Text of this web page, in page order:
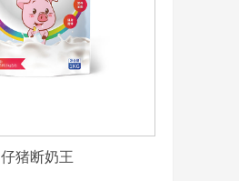
仔猪断奶王